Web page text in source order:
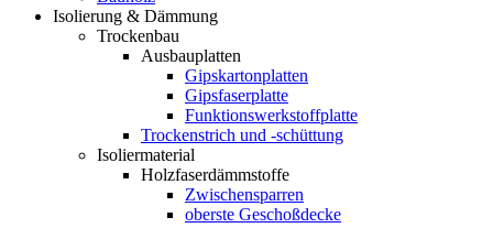
Isolierung & Dämmung
Trockenbau
Ausbauplatten
Gipskartonplatten
Gipsfaserplatte
Funktionswerkstoffplatte
Trockenstrich und -schüttung
Isoliermaterial
Holzfaserdämmstoffe
Zwischensparren
oberste Geschoßdecke